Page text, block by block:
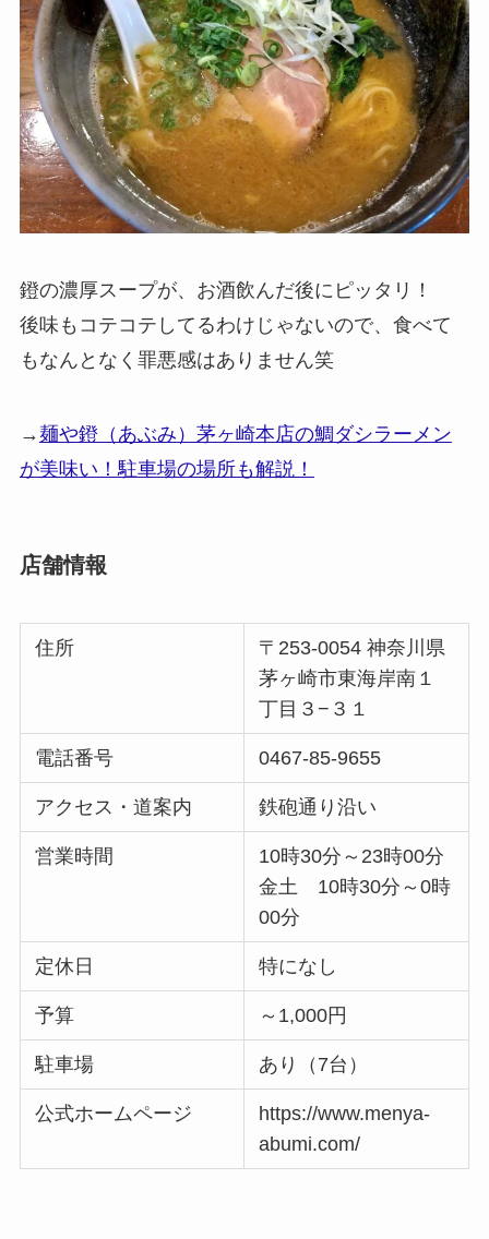
鐙の濃厚スープが、お酒飲んだ後にピッタリ！
後味もコテコテしてるわけじゃないので、食べて
もなんとなく罪悪感はありません笑
→麺や鐙（あぶみ）茅ヶ崎本店の鯛ダシラーメン
が美味い！駐車場の場所も解説！
店舗情報
住所
〒253-0054 神奈川県
茅ヶ崎市東海岸南１
丁目３−３１
電話番号 0467-85-9655
アクセス・道案内 鉄砲通り沿い
営業時間
10時30分～23時00分
金土 10時30分～0時
00分
定休日 特になし
予算 ～1,000円
駐車場 あり（7台）
公式ホームページ
https://www.menya-
abumi.com/